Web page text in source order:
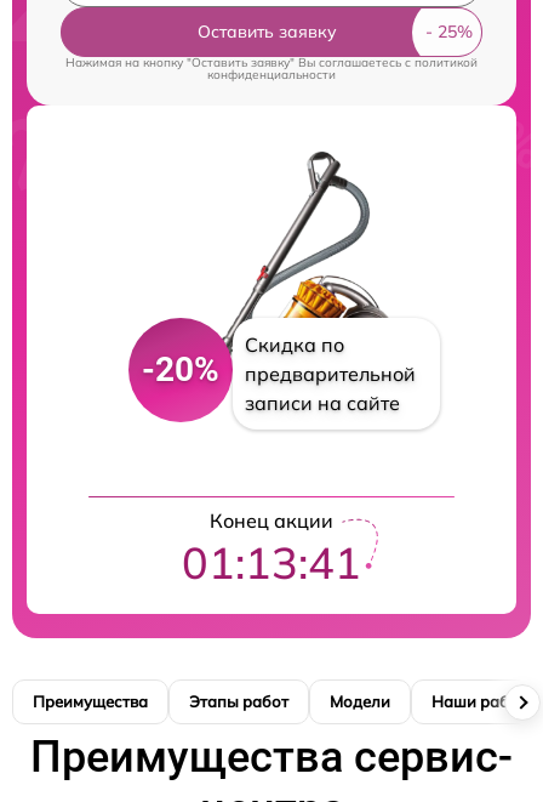
Оставить заявку
Нажимая на кнопку "Оставить заявку" Вы соглашаетесь cполитикой
конфиденциальности
-20%
Скидка по
предварительной
записи на сайте
Конец акции
01:13:41
Преимущества Этапы работ Модели Наши работы
Преимущества сервис-